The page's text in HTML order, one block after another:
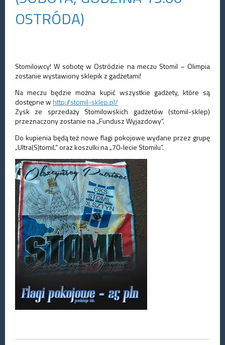
OSTRÓDA)
Stomilowcy! W sobotę w Ostródzie na meczu Stomil – Olimpia
zostanie wystawiony sklepik z gadżetami!
Na meczu będzie można kupić wszystkie gadżety, które są
dostępne whttp://stomil-sklep.pl/
Zysk ze sprzedaży Stomilowskich gadżetów (stomil-sklep)
przeznaczony zostanie na „Fundusz Wyjazdowy”.
Do kupienia będą też nowe flagi pokojowe wydane przez grupę
„Ultra(S)tomiL” oraz koszulki na „70-lecie Stomilu”.